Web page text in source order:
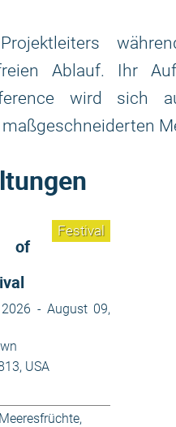
Ablauf. Ihr
wird sich
Festival
of
- August 09,
USA
,